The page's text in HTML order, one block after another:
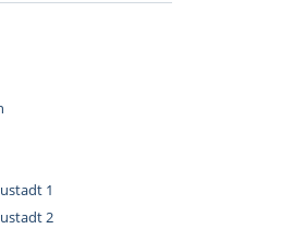
1
2